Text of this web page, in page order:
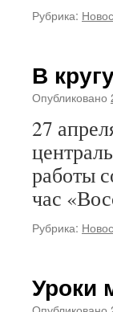
Рубрика:
В
Опубликовано
27
работы
час
Рубрика:
Уроки